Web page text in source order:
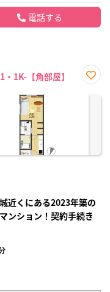
電話する
1K-【角部屋】
に入
近くにある2023年築の
ンション！契約手続き